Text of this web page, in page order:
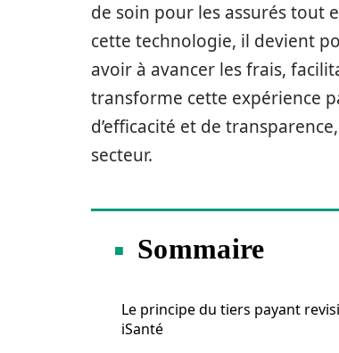
de soin pour les assurés tout
cette technologie, il devient
avoir à avancer les frais,
transforme cette expérience
d’efficacité et de
secteur.
Sommaire
Le principe du tiers payant
iSanté